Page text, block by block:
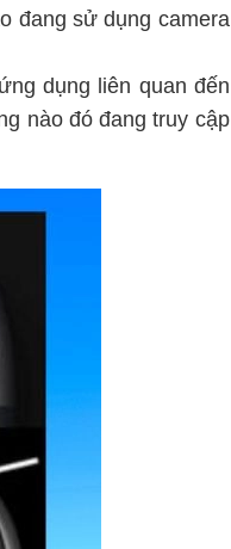
đang sử dụng camera
dụng liên quan đến
nào đó đang truy cập